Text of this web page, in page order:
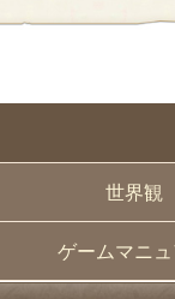
世界観
ゲームマニ